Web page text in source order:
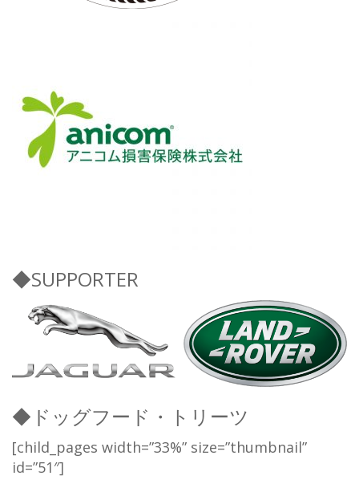
◆SUPPORTER
◆ドッグフード・トリーツ
[child_pages width=”33%” size=”thumbnail”
id=”51″]